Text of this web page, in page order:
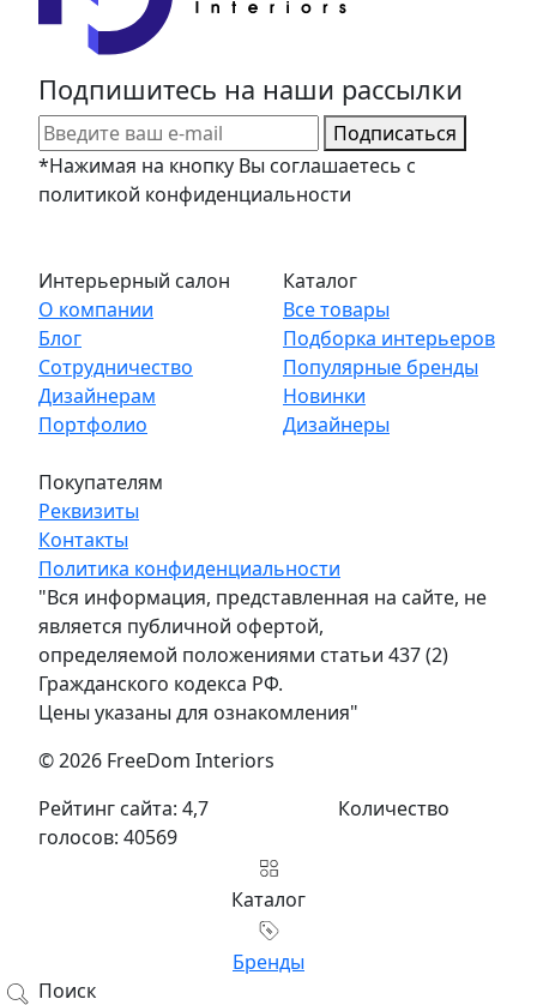
Интерьерный салон
О компании
Блог
Сотрудничество
Дизайнерам
Портфолио
Каталог
Все товары
Подборка интерьеров
Популярные бренды
Новинки
Дизайнеры
Покупателям
Реквизиты
Контакты
Подпишитесь на наши рассылки
Подписаться
*Нажимая на кнопку Вы соглашаетесь с
политикой конфиденциальности
Политика конфиденциальности
"Вся информация, представленная на сайте, не
является публичной офертой,
определяемой положениями статьи 437 (2)
Гражданского кодекса РФ.
Цены указаны для ознакомления"
© 2026 FreeDom Interiors
Рейтинг сайта: 4,7
Количество
голосов: 40569
Каталог
Бренды
Поиск